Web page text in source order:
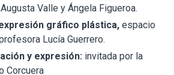
Valle y Ángela Figueroa.
gráfico plástica, espacio
Lucía Guerrero.
y expresión: invitada por la
Corcuera